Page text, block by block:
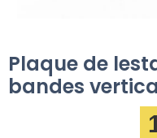
Plaque de
bandes